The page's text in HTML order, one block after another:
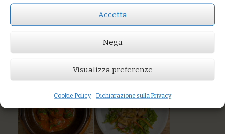
Accetta
Nega
Visualizza preferenze
Cookie Policy Dichiarazione sulla Privacy
You might also like